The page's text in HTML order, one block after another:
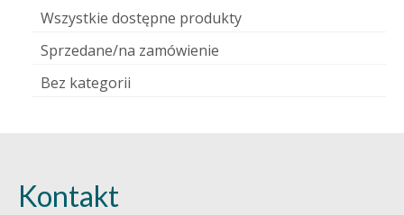
Wszystkie dostępne produkty
Sprzedane/na zamówienie
Bez kategorii
Kontakt